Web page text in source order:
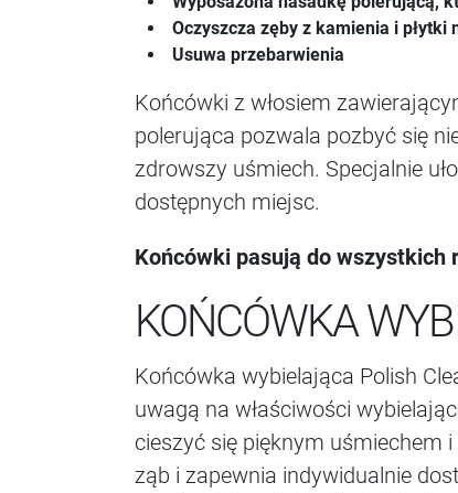
Oczyszcza zęby z kamienia i płytki
Usuwa przebarwienia
Końcówki z włosiem
polerująca pozwala pozbyć się
zdrowszy uśmiech. Specjalnie
dostępnych miejsc.
Końcówki pasują do
KOŃCÓWKA
Końcówka wybielająca Polish
uwagą na właściwości
cieszyć się pięknym uśmiechem
ząb i zapewnia indywidualnie